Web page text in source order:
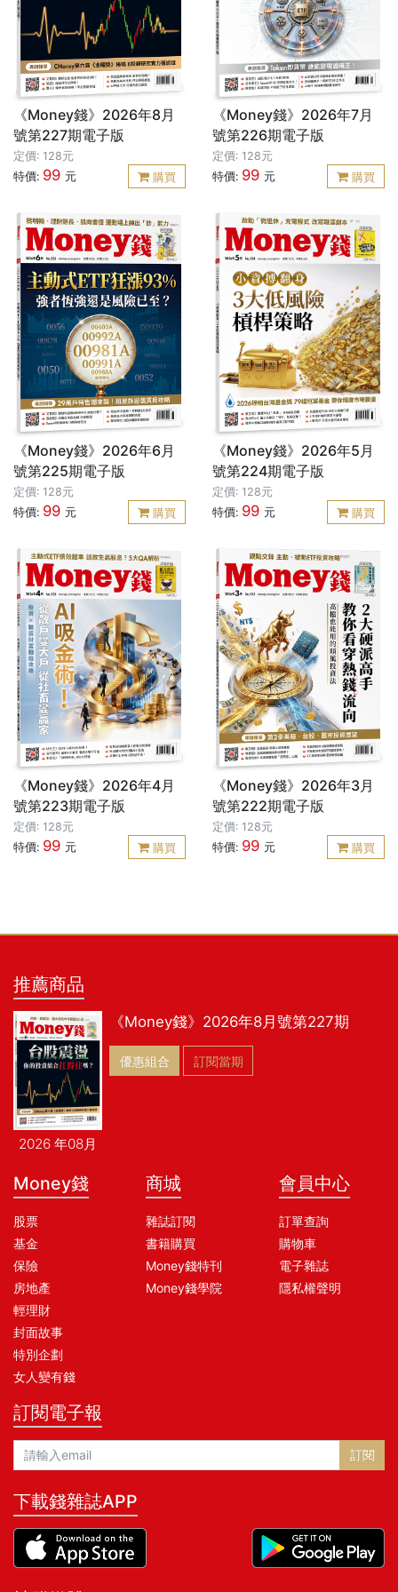
《Money錢》2026年8月
號第227期電子版
定價: 128元
特價: 99 元 購買
《Money錢》2026年7月
號第226期電子版
定價: 128元
特價: 99 元 購買
《Money錢》2026年6月
號第225期電子版
定價: 128元
特價: 99 元 購買
《Money錢》2026年5月
號第224期電子版
定價: 128元
特價: 99 元 購買
《Money錢》2026年4月
號第223期電子版
定價: 128元
特價: 99 元 購買
《Money錢》2026年3月
號第222期電子版
定價: 128元
特價: 99 元 購買
推薦商品
2026 年08月
《Money錢》2026年8月號第227期
優惠組合 訂閱當期
Money錢
股票
基金
保險
房地產
輕理財
封面故事
特別企劃
女人變有錢
商城
雜誌訂閱
書籍購買
Money錢特刊
Money錢學院
會員中心
訂單查詢
購物車
電子雜誌
隱私權聲明
訂閱電子報
訂閱
下載錢雜誌APP